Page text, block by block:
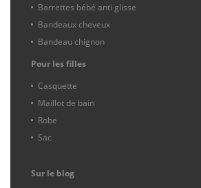
Barrettes bébé anti glisse
Bandeaux cheveux
Bandeau chignon
Pour les filles
Casquette
Maillot de bain
Robe
Sac
Sur le blog